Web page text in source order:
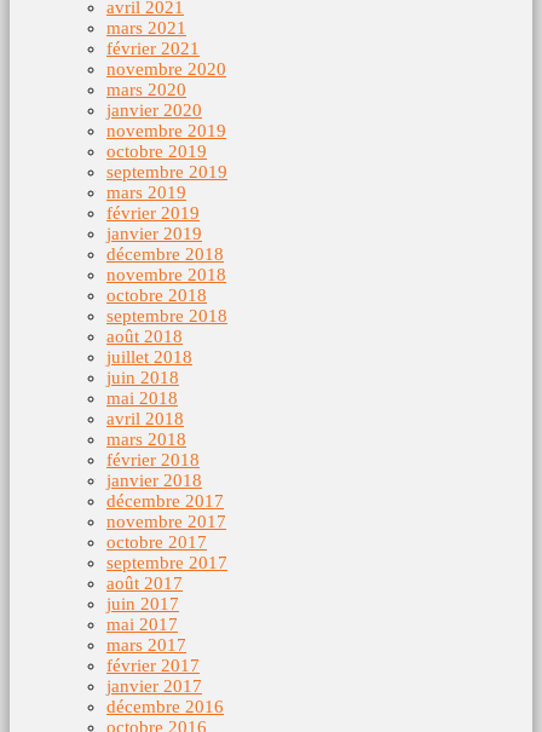
avril 2021
mars 2021
février 2021
novembre 2020
mars 2020
janvier 2020
novembre 2019
octobre 2019
septembre 2019
mars 2019
février 2019
janvier 2019
décembre 2018
novembre 2018
octobre 2018
septembre 2018
août 2018
juillet 2018
juin 2018
mai 2018
avril 2018
mars 2018
février 2018
janvier 2018
décembre 2017
novembre 2017
octobre 2017
septembre 2017
août 2017
juin 2017
mai 2017
mars 2017
février 2017
janvier 2017
décembre 2016
octobre 2016